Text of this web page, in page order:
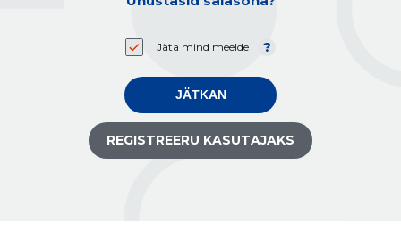
Jäta mind meelde
JÄTKAN
REGISTREERU KASUTAJAKS